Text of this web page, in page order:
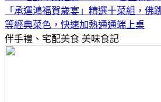
「承運鴻福賀歲宴」精選十菜組，佛
等經典菜色，快速加熱通通端上桌
伴手禮、宅配美食 美味食記